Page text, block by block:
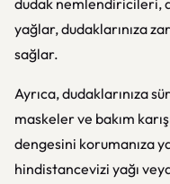
dudak nemlendiricileri,
yağlar, dudaklarınıza
sağlar.
Ayrıca, dudaklarınıza
maskeler ve bakım
dengesini korumanıza
hindistancevizi yağı